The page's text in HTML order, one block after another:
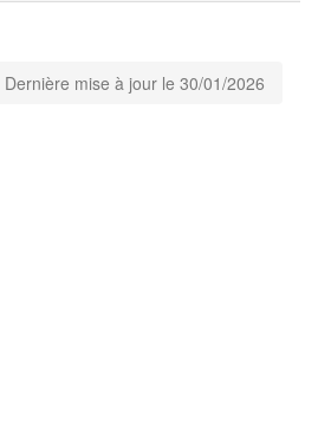
Dernière mise à jour le 30/01/2026